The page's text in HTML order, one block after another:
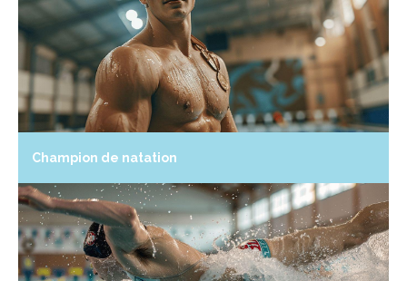
Champion de natation